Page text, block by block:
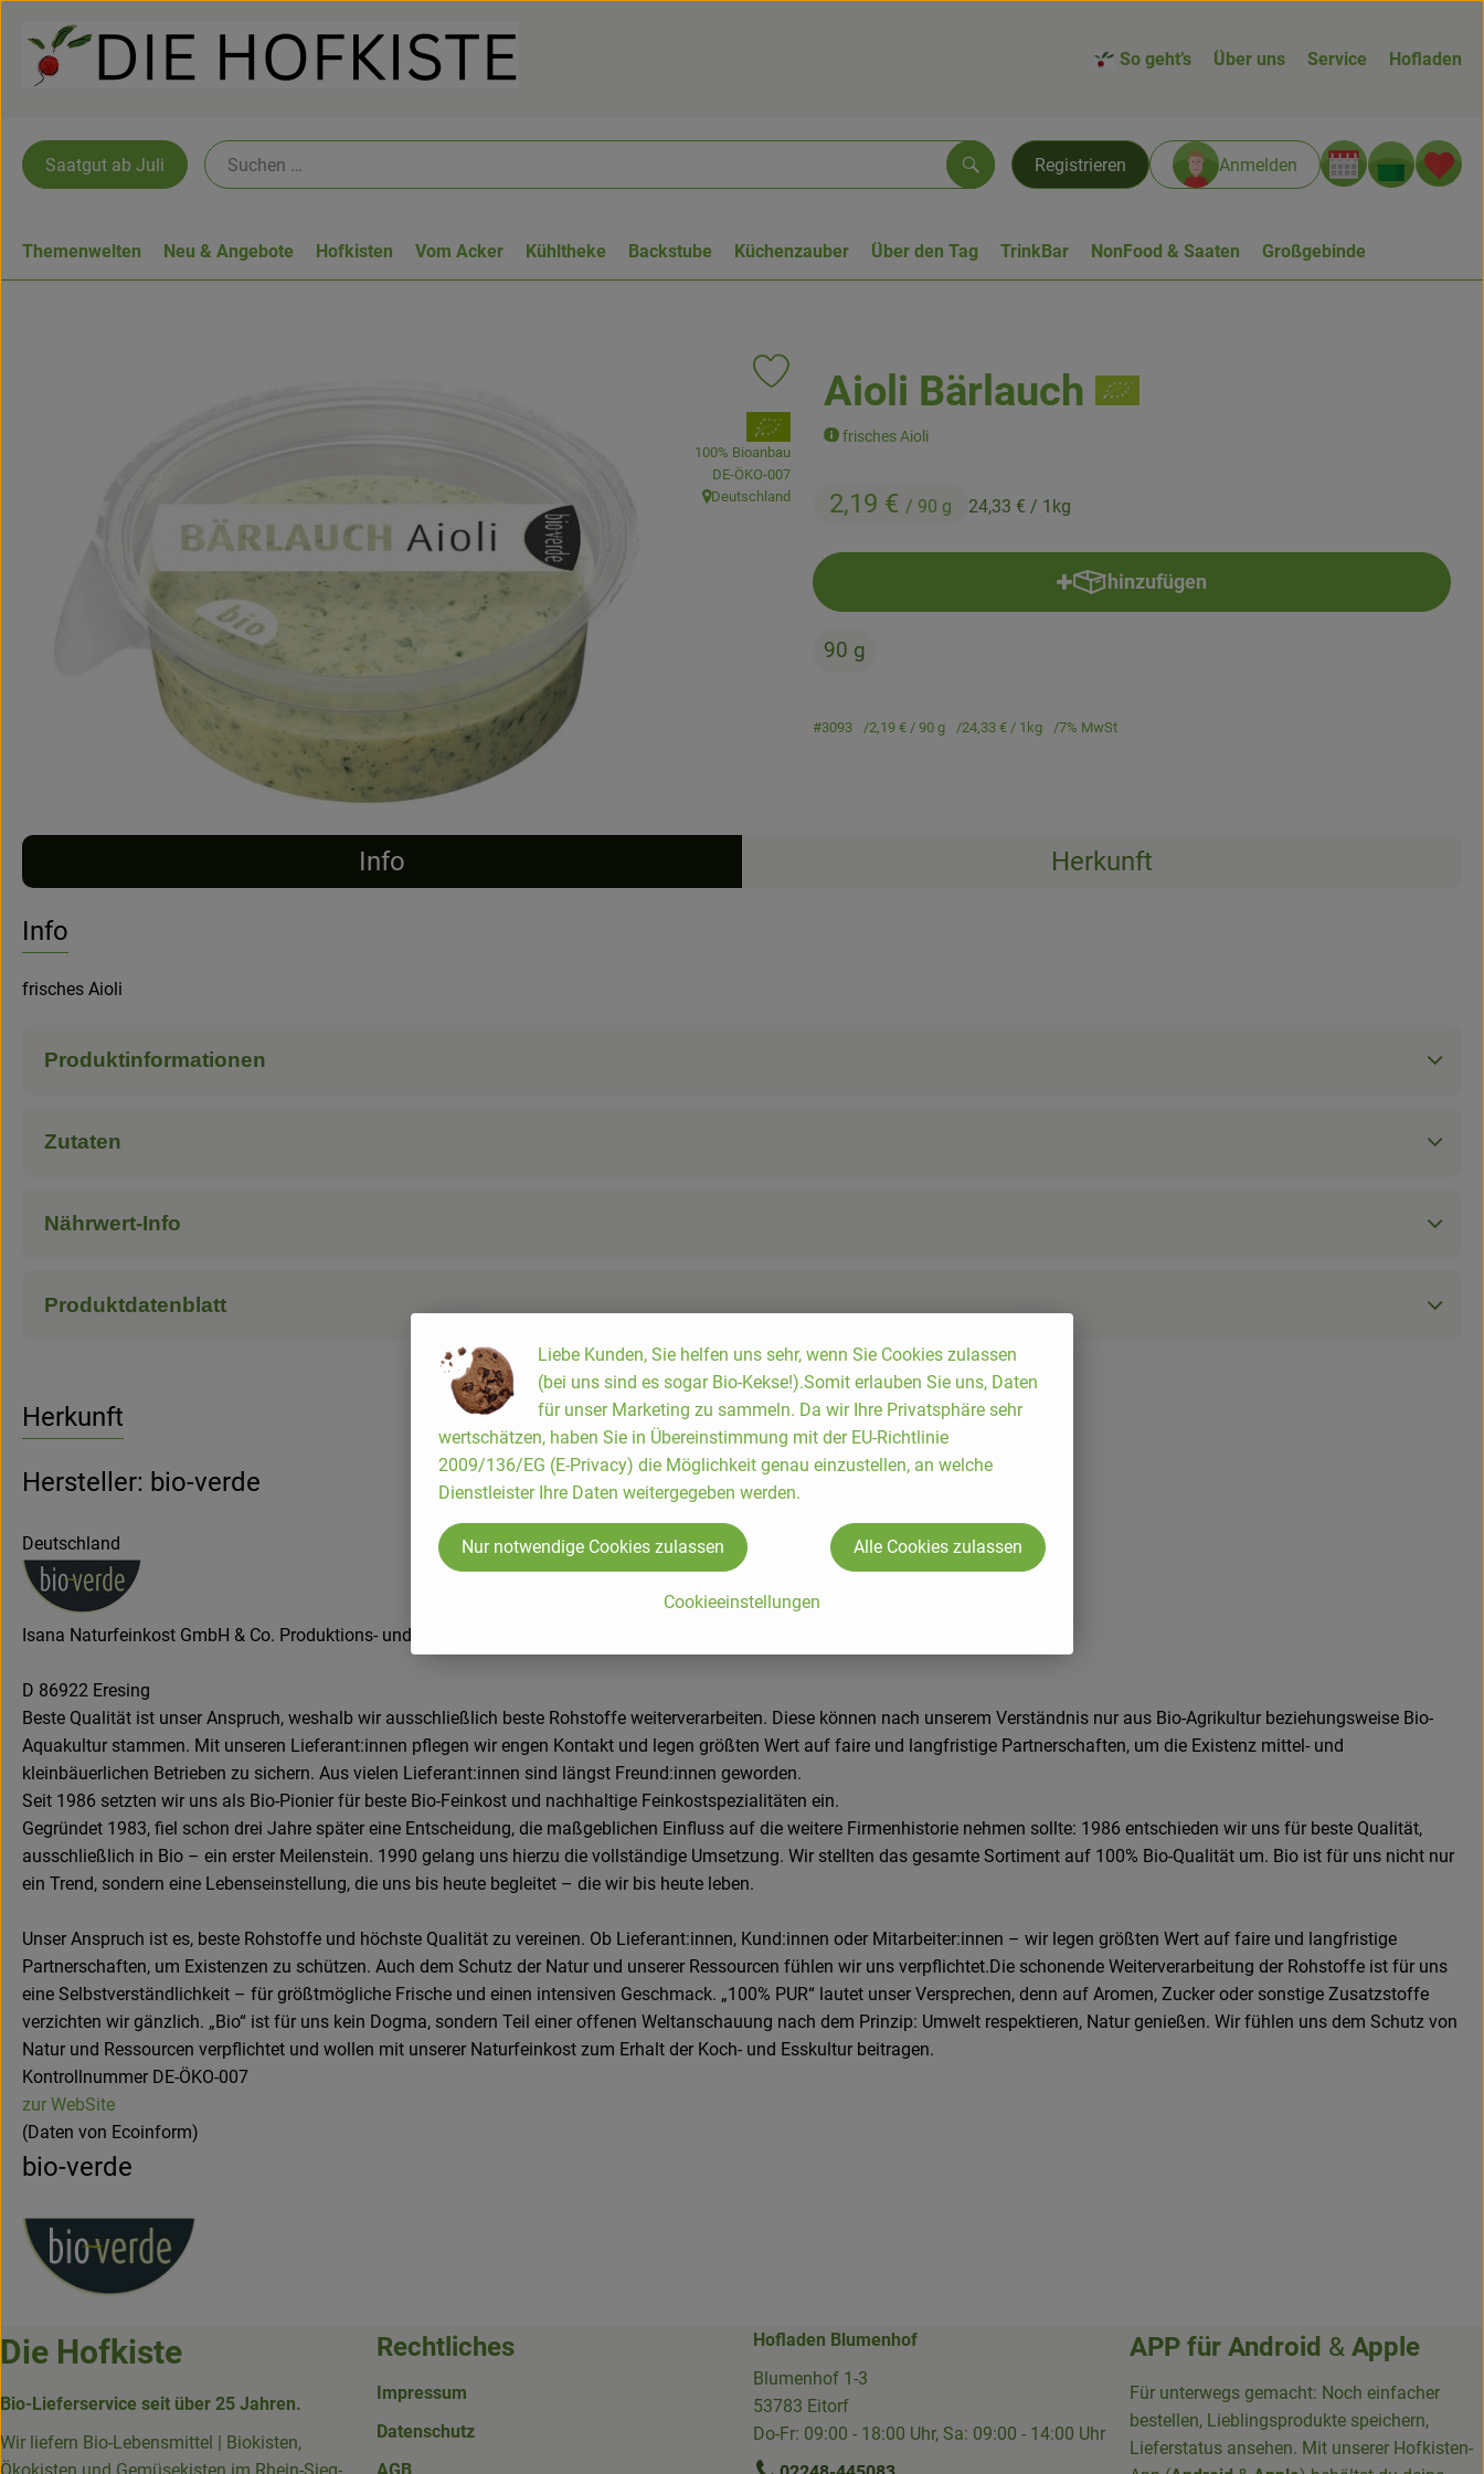
So geht’s Über uns Service Hofladen
Registrieren Anmelden
Suchen
Saatgut ab Juli
Themenwelten Neu & Angebote Hofkisten Vom Acker Kühltheke Backstube Küchenzauber Über den Tag TrinkBar NonFood & Saaten Großgebinde
Aioli Bärlauch
frisches Aioli
2,19 € / 90 g 24,33 € / 1kg
Produkt zu Favouriten hinzufügen
, Verband:
100% Bioanbau
, Kontrollstelle:
DE-ÖKO-007
, Herkunft:
Deutschland
hinzufügen
Produkt zum Warenkorb hinzufügen
90 g
#3093 2,19 € / 90 g 24,33 € / 1kg 7% MwSt
Info Herkunft
Info
frisches Aioli
Produktinformationen
Zutaten
Nährwert-Info
Produktdatenblatt
Herkunft
Hersteller: bio-verde
Deutschland
Isana Naturfeinkost GmbH & Co. Produktions- und Handels KG
D 86922 Eresing
Beste Qualität ist unser Anspruch, weshalb wir ausschließlich beste Rohstoffe weiterverarbeiten. Diese können nach unserem Verständnis nur aus Bio-Agrikultur beziehungsweise Bio-
Aquakultur stammen. Mit unseren Lieferant:innen pflegen wir engen Kontakt und legen größten Wert auf faire und langfristige Partnerschaften, um die Existenz mittel- und
kleinbäuerlichen Betrieben zu sichern. Aus vielen Lieferant:innen sind längst Freund:innen geworden.
Seit 1986 setzten wir uns als Bio-Pionier für beste Bio-Feinkost und nachhaltige Feinkostspezialitäten ein.
Gegründet 1983, fiel schon drei Jahre später eine Entscheidung, die maßgeblichen Einfluss auf die weitere Firmenhistorie nehmen sollte: 1986 entschieden wir uns für beste Qualität,
ausschließlich in Bio – ein erster Meilenstein. 1990 gelang uns hierzu die vollständige Umsetzung. Wir stellten das gesamte Sortiment auf 100% Bio-Qualität um. Bio ist für uns nicht nur
ein Trend, sondern eine Lebenseinstellung, die uns bis heute begleitet – die wir bis heute leben.
Unser Anspruch ist es, beste Rohstoffe und höchste Qualität zu vereinen. Ob Lieferant:innen, Kund:innen oder Mitarbeiter:innen – wir legen größten Wert auf faire und langfristige
Partnerschaften, um Existenzen zu schützen. Auch dem Schutz der Natur und unserer Ressourcen fühlen wir uns verpflichtet.Die schonende Weiterverarbeitung der Rohstoffe ist für uns
eine Selbstverständlichkeit – für größtmögliche Frische und einen intensiven Geschmack. „100% PUR“ lautet unser Versprechen, denn auf Aromen, Zucker oder sonstige Zusatzstoffe
verzichten wir gänzlich. „Bio“ ist für uns kein Dogma, sondern Teil einer offenen Weltanschauung nach dem Prinzip: Umwelt respektieren, Natur genießen. Wir fühlen uns dem Schutz von
Natur und Ressourcen verpflichtet und wollen mit unserer Naturfeinkost zum Erhalt der Koch- und Esskultur beitragen.
Kontrollnummer DE-ÖKO-007
zur WebSite
(Daten von Ecoinform)
bio-verde
Die Hofkiste
Bio-Lieferservice seit über 25 Jahren.
Wir liefern Bio-Lebensmittel | Biokisten,
Rechtliches
Impressum
Datenschutz
Hofladen Blumenhof
Blumenhof 1-3
53783 Eitorf
Do-Fr: 09:00 - 18:00 Uhr, Sa: 09:00 - 14:00 Uhr
APP für Android & Apple
Für unterwegs gemacht: Noch einfacher
bestellen, Lieblingsprodukte speichern,
Lieferstatus ansehen. Mit unserer Hofkisten-
Liebe Kunden, Sie helfen uns sehr, wenn Sie Cookies zulassen
(bei uns sind es sogar Bio-Kekse!).Somit erlauben Sie uns, Daten
für unser Marketing zu sammeln. Da wir Ihre Privatsphäre sehr
wertschätzen, haben Sie in Übereinstimmung mit der EU-Richtlinie
2009/136/EG (E-Privacy) die Möglichkeit genau einzustellen, an welche
Dienstleister Ihre Daten weitergegeben werden.
Cookieeinstellungen
Nur notwendige Cookies zulassen Alle Cookies zulassen